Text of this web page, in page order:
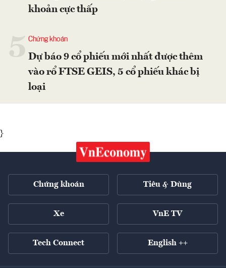
khoản cực thấp
Chứng khoán
Dự báo 9 cổ phiếu mới nhất được thêm
vào rổ FTSE GEIS, 5 cổ phiếu khác bị
loại
}
Chứng khoán Tiêu & Dùng
Xe VnE TV
Tech Connect English ++